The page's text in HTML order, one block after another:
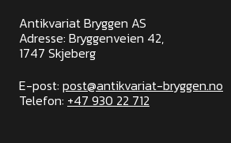
Antikvariat Bryggen AS
Adresse: Bryggenveien 42,
1747 Skjeberg
E-post: post@antikvariat-bryggen.no
Telefon: +47 930 22 712